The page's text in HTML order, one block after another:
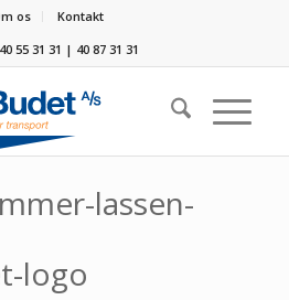
os
Kontakt
55 31 31 | 40 87 31 31
lassen-
logo